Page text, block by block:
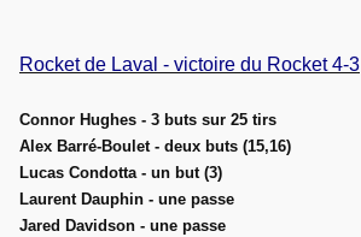
Rocket de Laval - victoire du Rocket 4-3
Connor Hughes - 3 buts sur 25 tirs
Alex Barré-Boulet - deux buts (15,16)
Lucas Condotta - un but (3)
Laurent Dauphin - une passe
Jared Davidson - une passe